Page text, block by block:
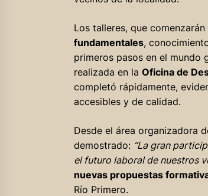
Los talleres, que comenzarán
fundamentales,
primeros pasos en el
realizada en la Oficina de
completó rápidamente,
accesibles y de calidad.
Desde el área organizadora
demostrado: “La gran
el futuro laboral de nuestros
nuevas propuestas
Río Primero.